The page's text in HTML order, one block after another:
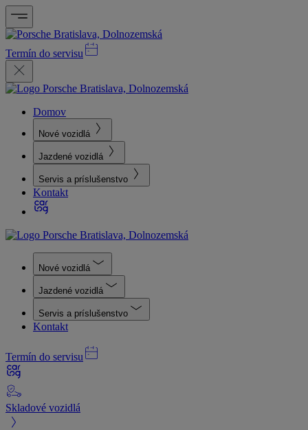
Termín do servisu
Domov
Nové vozidlá
Jazdené vozidlá
Servis a príslušenstvo
Kontakt
Nové vozidlá
Jazdené vozidlá
Servis a príslušenstvo
Kontakt
Termín do servisu
Skladové vozidlá